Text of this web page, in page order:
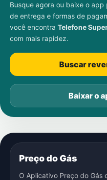
Busque agora ou baixe o
de entrega e formas de
você encontra Telefone
com mais rapidez.
Buscar
Baixar o
Preço do Gás
O Aplicativo Preço do Gás